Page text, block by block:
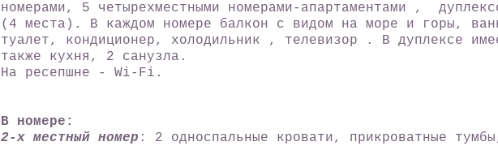
номерами, 5 четырехместными номерами-апартаментами ,
(4 места). B каждом номере балкон c видом на море и горы,
туалет, кондиционер, холодильник , телевизор . В дуплексе
также кухня, 2 санузла.
На ресепшне - Wi-Fi.
В номере:
2-х местный номер : 2 односпальные кровати, прикроватные